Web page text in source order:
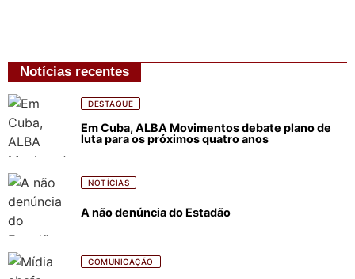
Notícias recentes
DESTAQUE
Em Cuba, ALBA Movimentos debate plano de
luta para os próximos quatro anos
NOTÍCIAS
A não denúncia do Estadão
COMUNICAÇÃO